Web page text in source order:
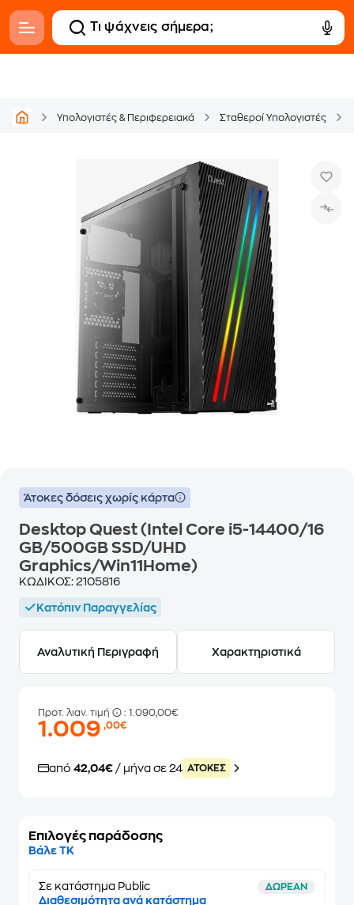
Υπολογιστές & Περιφερειακά Σταθεροί Υπολογιστές
Άτοκες δόσεις χωρίς κάρτα
Desktop Quest (Intel Core i5-14400/16
GB/500GB SSD/UHD
Graphics/Win11Home)
ΚΩΔΙΚΟΣ: 2105816
Κατόπιν Παραγγελίας
Αναλυτική Περιγραφή Χαρακτηριστικά
Προτ. λιαν. τιμή : 1.090,00€
1.009,00€
από 42,04€ / μήνα σε 24 ATOKEΣ
Επιλογές παράδοσης
Βάλε ΤΚ
Σε κατάστημα Public ΔΩΡΕΑΝ
Διαθεσιμότητα ανά κατάστημα